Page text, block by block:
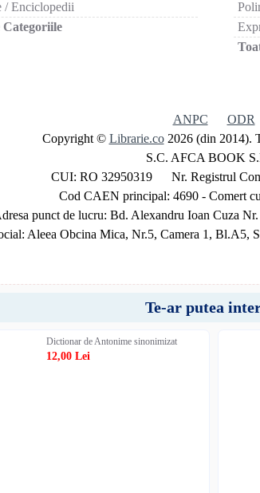
/ Enciclopedii
Categoriile
ANPC
ODR
Copyright © Librarie.co 2026 (din 2014).
S.C. AFCA BOOK
CUI: RO 32950319 Nr. Registrul
Cod CAEN principal: 4690 - Comert
punct de lucru: Bd. Alexandru Ioan Cuza
Aleea Obcina Mica, Nr.5, Camera 1,
Te-ar putea
Dictionar de Antonime sinonimizat
12,00 Lei